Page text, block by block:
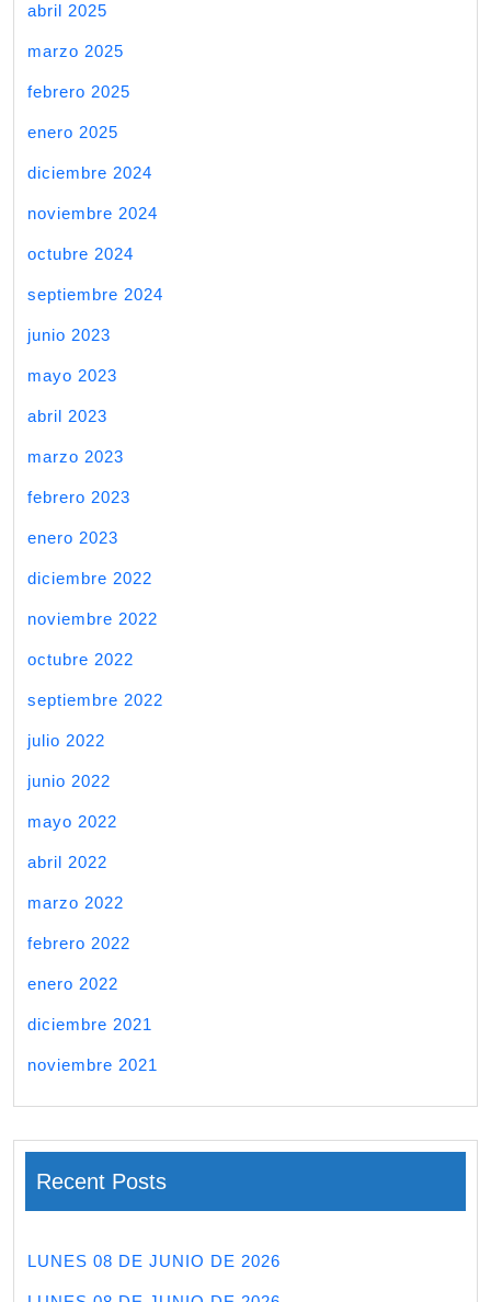
abril 2025
marzo 2025
febrero 2025
enero 2025
diciembre 2024
noviembre 2024
octubre 2024
septiembre 2024
junio 2023
mayo 2023
abril 2023
marzo 2023
febrero 2023
enero 2023
diciembre 2022
noviembre 2022
octubre 2022
septiembre 2022
julio 2022
junio 2022
mayo 2022
abril 2022
marzo 2022
febrero 2022
enero 2022
diciembre 2021
noviembre 2021
Recent Posts
LUNES 08 DE JUNIO DE 2026